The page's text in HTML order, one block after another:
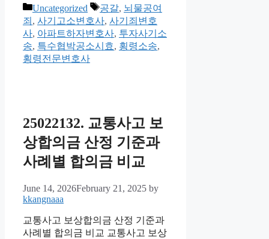
Categories
Uncategorized Tags
공갈, 뇌물공여
죄 , 사기고소변호사, 사기죄변호
사, 아파트하자변호사, 투자사기소
송, 특수협박공소시효, 횡령소송,
횡령전문변호사
25022132. 교통사고 보
상합의금 산정 기준과
사례별 합의금 비교
June 14, 2026February 21, 2025 by
kkangnaaa
교통사고 보상합의금 산정 기준과
사례별 합의금 비교 교통사고 보상